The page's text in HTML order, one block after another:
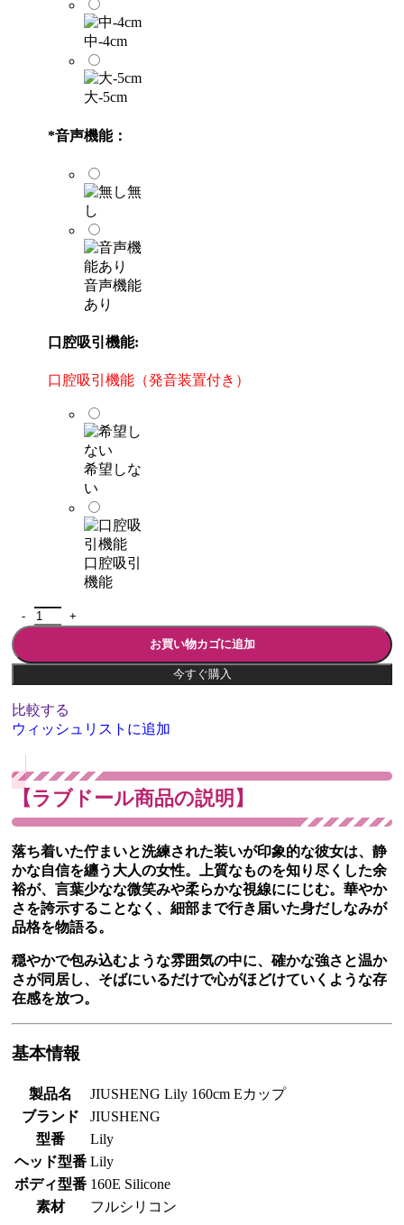
中-4cm
大-5cm
*音声機能：
無
し
音声機能
あり
口腔吸引機能:
口腔吸引機能（発音装置付き）
希望しな
い
口腔吸引
機能
お買い物カゴに追加
今すぐ購入
比較する
ウィッシュリストに追加
【ラブドール商品の説明】
落ち着いた佇まいと洗練された装いが印象的な彼女は、静
かな自信を纏う大人の女性。上質なものを知り尽くした余
裕が、言葉少なな微笑みや柔らかな視線ににじむ。華やか
さを誇示することなく、細部まで行き届いた身だしなみが
品格を物語る。
穏やかで包み込むような雰囲気の中に、確かな強さと温か
さが同居し、そばにいるだけで心がほどけていくような存
在感を放つ。
基本情報
製品名
JIUSHENG Lily 160cm Eカップ
ブランド
JIUSHENG
型番
Lily
ヘッド型番 Lily
ボディ型番 160E Silicone
素材
フルシリコン